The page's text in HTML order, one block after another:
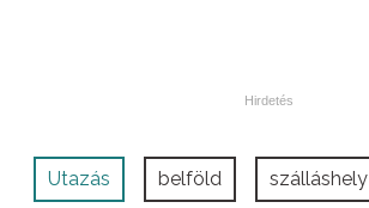
Utazás belföld szálláshely